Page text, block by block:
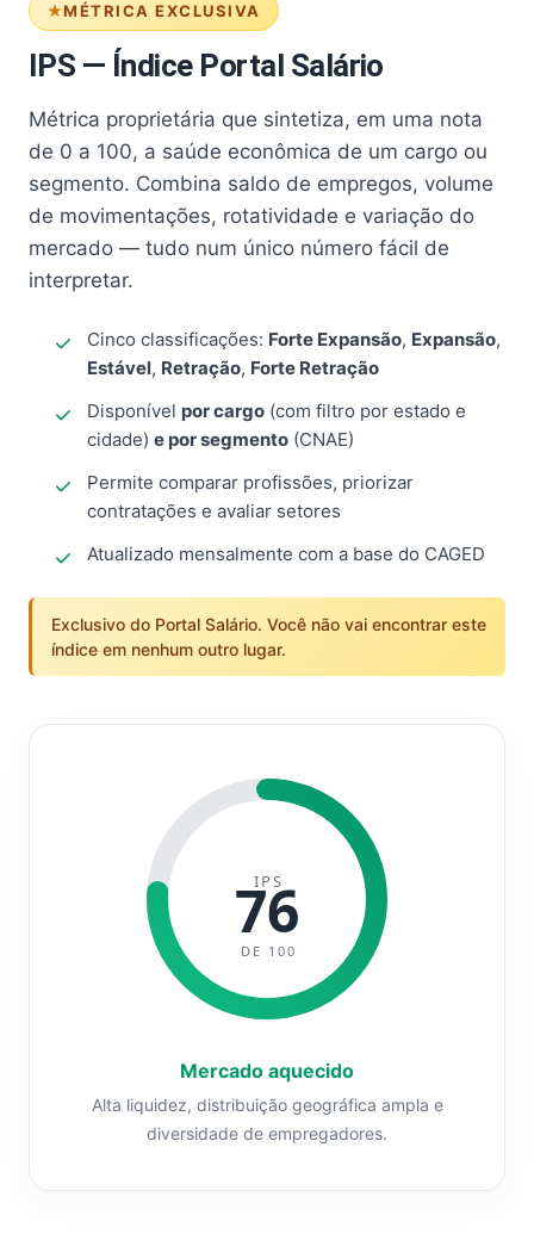
MÉTRICA EXCLUSIVA
IPS — Índice Portal Salário
Métrica proprietária que sintetiza, em uma nota
de 0 a 100, a saúde econômica de um cargo ou
segmento. Combina saldo de empregos, volume
de movimentações, rotatividade e variação do
mercado — tudo num único número fácil de
interpretar.
Cinco classificações: Forte Expansão, Expansão,
Estável, Retração, Forte Retração
Disponível por cargo (com filtro por estado e
cidade) e por segmento (CNAE)
Permite comparar profissões, priorizar
contratações e avaliar setores
Atualizado mensalmente com a base do CAGED
Exclusivo do Portal Salário. Você não vai encontrar este
índice em nenhum outro lugar.
IPS
76
DE 100
Mercado aquecido
Alta liquidez, distribuição geográfica ampla e
diversidade de empregadores.